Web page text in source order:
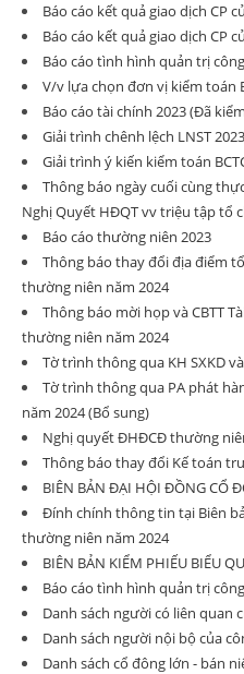
Báo cáo kết quả giao dịch CP
Báo cáo kết quả giao dịch CP
Báo cáo tình hình quản trị
V/v lựa chọn đơn vị kiểm toán
Báo cáo tài chính 2023 (Đã
Giải trình chênh lệch LNST 2023
Giải trình ý kiến kiểm toán
Thông báo ngày cuối cùng
Nghị Quyết HĐQT vv triệu tập tổ
Báo cáo thường niên 2023
Thông báo thay đổi địa điểm
thường niên năm 2024
Thông báo mời họp và CBTT
thường niên năm 2024
Tờ trình thông qua KH SXKD
Tờ trình thông qua PA phát
năm 2024 (Bổ sung)
Nghị quyết ĐHĐCĐ thường
Thông báo thay đổi Kế toán
BIÊN BẢN ĐẠI HỘI ĐỒNG CỔ
Đính chính thông tin tại Biên
thường niên năm 2024
BIÊN BẢN KIỂM PHIẾU BIỂU
Báo cáo tình hình quản trị
Danh sách người có liên quan
Danh sách người nội bộ của
Danh sách cổ đông lớn - bán